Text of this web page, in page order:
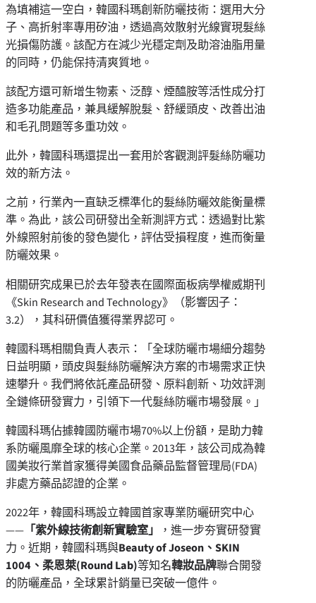
為填補這一空白，韓國科瑪創新防曬技術：選用大分
子、高折射率專用矽油，透過高效散射光線實現髮絲
光損傷防護。該配方在減少光穩定劑及助溶油脂用量
的同時，仍能保持清爽質地。
該配方還可新增生物素、泛醇、煙醯胺等活性成分打
造多功能產品，兼具緩解脫髮、舒緩頭皮、改善出油
和毛孔問題等多重功效。
此外，韓國科瑪還提出一套用於客觀測評髮絲防曬功
效的新方法。
之前，行業內一直缺乏標準化的髮絲防曬效能衡量標
準。為此，該公司研發出全新測評方式：透過對比紫
外線照射前後的發色變化，評估受損程度，進而衡量
防曬效果。
相關研究成果已於去年發表在國際面板病學權威期刊
《Skin Research and Technology》（影響因子：
3.2），其科研價值獲得業界認可。
韓國科瑪相關負責人表示：「全球防曬市場細分趨勢
日益明顯，頭皮與髮絲防曬解決方案的市場需求正快
速攀升。我們將依託產品研發、原料創新、功效評測
全鏈條研發實力，引領下一代髮絲防曬市場發展。」
韓國科瑪佔據韓國防曬市場70%以上份額，是助力韓
系防曬風靡全球的核心企業。2013年，該公司成為韓
國美妝行業首家獲得美國食品藥品監督管理局(FDA)
非處方藥品認證的企業。
2022年，韓國科瑪設立韓國首家專業防曬研究中心
—— 「紫外線技術創新實驗室」
，進一步夯實研發實
力。近期，韓國科瑪與Beauty of Joseon、SKIN
1004、柔恩萊(Round Lab)等知名韓妝品牌聯合開發
的防曬產品，全球累計銷量已突破一億件。